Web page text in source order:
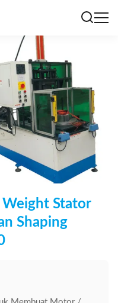
Weight Stator
Shaping